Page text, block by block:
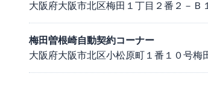
大阪府大阪市北区梅田１丁目２番２－
梅田曽根崎自動契約コーナー
大阪府大阪市北区小松原町１番１０号梅